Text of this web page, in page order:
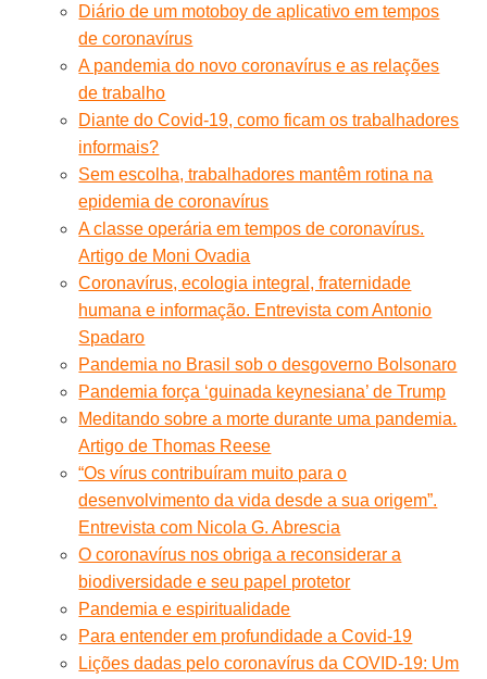
Diário de um motoboy de aplicativo em tempos
de coronavírus
A pandemia do novo coronavírus e as relações
de trabalho
Diante do Covid-19, como ficam os trabalhadores
informais?
Sem escolha, trabalhadores mantêm rotina na
epidemia de coronavírus
A classe operária em tempos de coronavírus.
Artigo de Moni Ovadia
Coronavírus, ecologia integral, fraternidade
humana e informação. Entrevista com Antonio
Spadaro
Pandemia no Brasil sob o desgoverno Bolsonaro
Pandemia força ‘guinada keynesiana’ de Trump
Meditando sobre a morte durante uma pandemia.
Artigo de Thomas Reese
“Os vírus contribuíram muito para o
desenvolvimento da vida desde a sua origem”.
Entrevista com Nicola G. Abrescia
O coronavírus nos obriga a reconsiderar a
biodiversidade e seu papel protetor
Pandemia e espiritualidade
Para entender em profundidade a Covid-19
Lições dadas pelo coronavírus da COVID-19: Um